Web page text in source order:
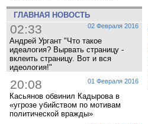
ГЛАВНАЯ НОВОСТЬ
02 Февраля 2016
02:33
Андрей Ургант "Что такое
идеалогия? Вырвать страницу -
вклеить страницу. Вот и вся
идеология!"
01 Февраля 2016
20:08
Касьянов обвинил Кадырова в
«угрозе убийством по мотивам
политической вражды»